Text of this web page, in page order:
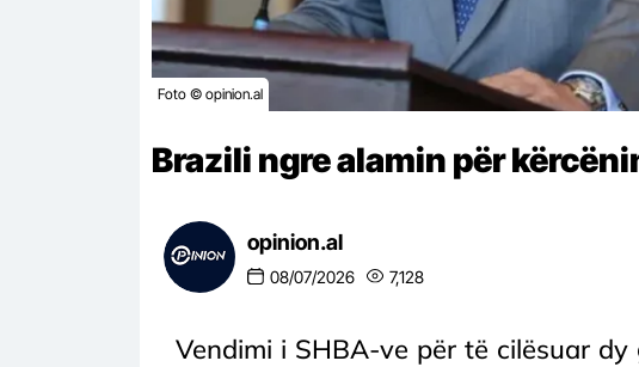
Foto © opinion.al
Brazili ngre alamin për
opinion.al
08/07/2026 7,128
Vendimi i SHBA-ve për të cilësuar